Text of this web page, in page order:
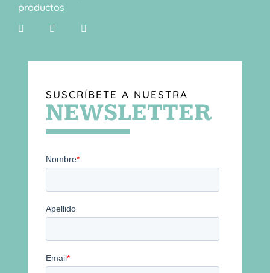
productos
SUSCRÍBETE A NUESTRA
NEWSLETTER